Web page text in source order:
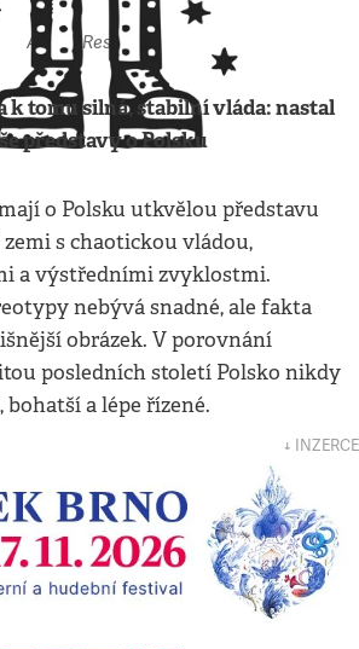
Autor: Respekt
k tomu silná, stabilní vláda: nastal
představy o Polsku
o Polsku utkvělou představu
s chaotickou vládou,
a výstředními zvyklostmi.
nebývá snadné, ale fakta
obrázek. V porovnání
posledních století Polsko nikdy
a lépe řízené.
↓ INZERCE